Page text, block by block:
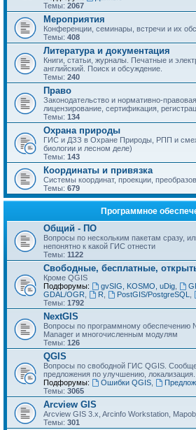
Темы: 2067
Мероприятия
Конференции, семинары, встречи и их
Темы: 408
Литература и документация
Книги, статьи, журналы. Печатные и
английский. Поиск и обсуждение.
Темы: 240
Право
Законодательство и нормативно-
лицензирование, сертификация,
Темы: 134
Охрана природы
ГИС и ДЗЗ в Охране Природы, РПП и
биологии и лесном деле)
Темы: 143
Координаты и привязка
Системы координат, проекции,
Темы: 679
Программное
Общий - ПО
Вопросы по нескольким пакетам сразу,
непонятно к какой ГИС отнести
Темы: 1122
Свободные, бесплатные,
Кроме QGIS
Подфорумы:
gvSIG, KOSMO, uDig,
GDAL/OGR
R PostGIS/PostgreSQL
Темы: 1792
NextGIS
Вопросы по программному обеспечению
Manager и многочисленным модулям
Темы: 126
QGIS
Вопросы по свободной ГИС QGIS.
предложения по улучшению, локализация.
Подфорумы:
Ошибки QGIS,
Темы: 3065
Arcview GIS
Arcview GIS 3.x, Arcinfo Workstation,
Темы: 301